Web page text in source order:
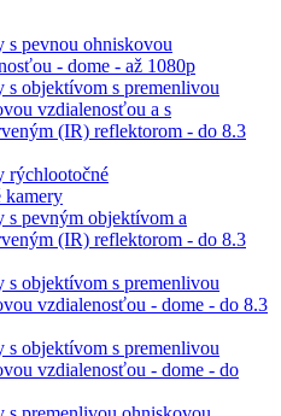
s pevnou ohniskovou
- dome - až 1080p
s objektívom s premenlivou
vzdialenosťou a s
(IR) reflektorom - do 8.3
rýchlootočné
kamery
s pevným objektívom a
(IR) reflektorom - do 8.3
s objektívom s premenlivou
vzdialenosťou - dome - do 8.3
s objektívom s premenlivou
vzdialenosťou - dome - do